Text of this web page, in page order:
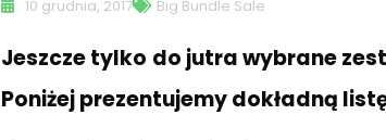
10 grudnia, 2017 Big Bundle Sale
Jeszcze tylko do jutra wybrane
Poniżej prezentujemy dokładną